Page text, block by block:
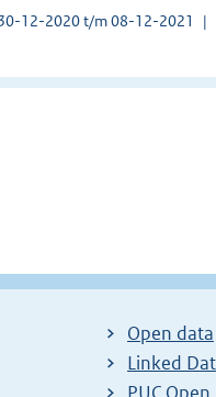
12-2020 t/m 08-12-2021
Open data
Linked
PUC